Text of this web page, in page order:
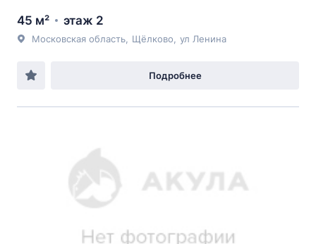
45 м² этаж 2
Московская область Щёлково ул Ленина
Подробнее